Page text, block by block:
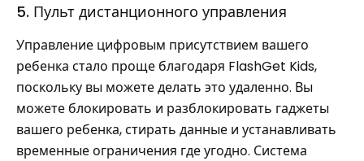
5. Пульт дистанционного управления
Управление цифровым присутствием вашего
ребенка стало проще благодаря FlashGet Kids,
поскольку вы можете делать это удаленно. Вы
можете блокировать и разблокировать гаджеты
вашего ребенка, стирать данные и устанавливать
временные ограничения где угодно. Система